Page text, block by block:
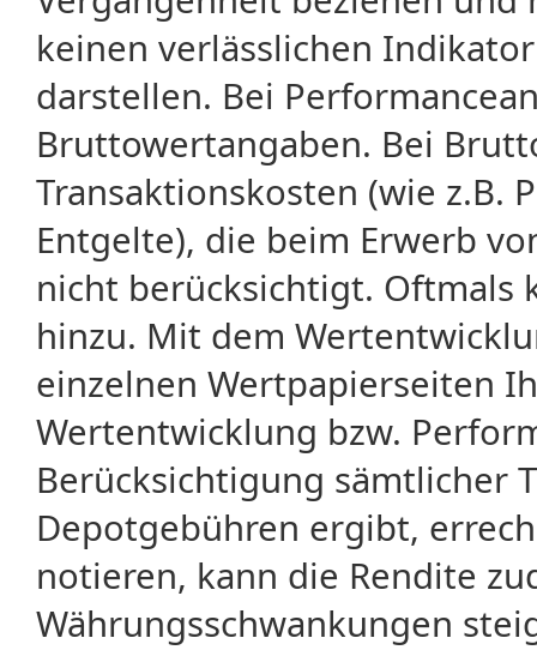
keinen verlässlichen
darstellen. Bei
Bruttowertangaben. Bei
Transaktionskosten (wie z.B.
Entgelte), die beim Erwerb
nicht berücksichtigt. Oftmals
hinzu. Mit dem
einzelnen Wertpapierseiten
Wertentwicklung bzw.
Berücksichtigung sämtlicher
Depotgebühren ergibt,
notieren, kann die Rendite
Währungsschwankungen